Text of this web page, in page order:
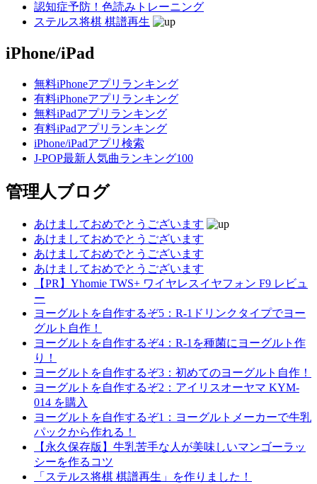
認知症予防！色読みトレーニング
ステルス将棋 棋譜再生
iPhone/iPad
無料iPhoneアプリランキング
有料iPhoneアプリランキング
無料iPadアプリランキング
有料iPadアプリランキング
iPhone/iPadアプリ検索
J-POP最新人気曲ランキング100
管理人ブログ
あけましておめでとうございます
あけましておめでとうございます
あけましておめでとうございます
あけましておめでとうございます
【PR】Yhomie TWS+ ワイヤレスイヤフォン F9 レビュ
ー
ヨーグルトを自作するぞ5：R-1ドリンクタイプでヨー
グルト自作！
ヨーグルトを自作するぞ4：R-1を種菌にヨーグルト作
り！
ヨーグルトを自作するぞ3：初めてのヨーグルト自作！
ヨーグルトを自作するぞ2：アイリスオーヤマ KYM-
014 を購入
ヨーグルトを自作するぞ1：ヨーグルトメーカーで牛乳
パックから作れる！
【永久保存版】牛乳苦手な人が美味しいマンゴーラッ
シーを作るコツ
「ステルス将棋 棋譜再生」を作りました！